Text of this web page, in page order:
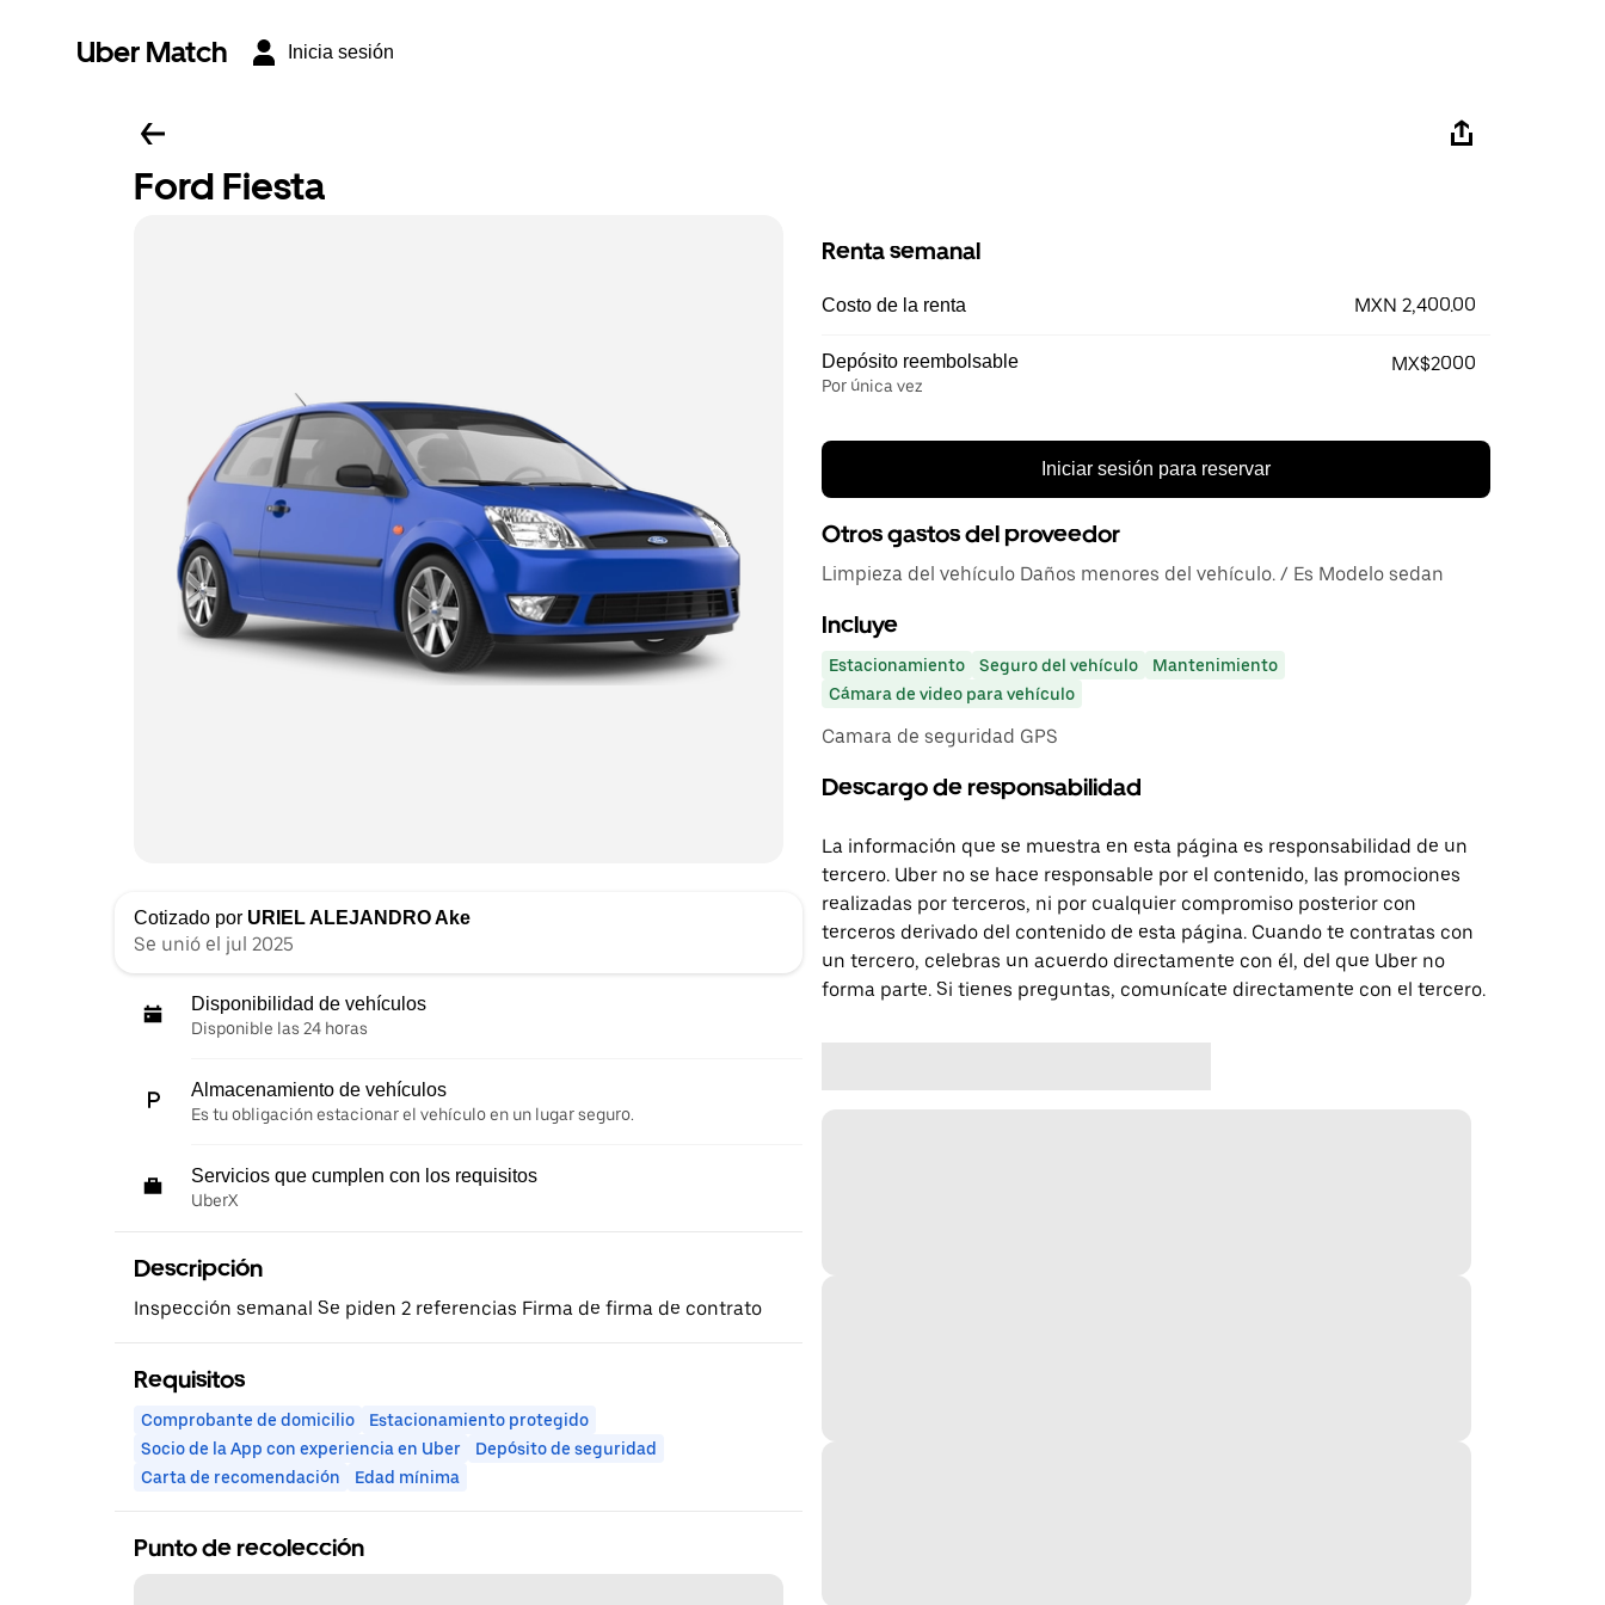
Uber Match Inicia sesión
Ford Fiesta
Cotizado por URIEL ALEJANDRO Ake
Se unió el jul 2025
Disponibilidad de vehículos
Disponible las 24 horas
Almacenamiento de vehículos
Es tu obligación estacionar el vehículo en un lugar seguro.
Servicios que cumplen con los requisitos
UberX
Descripción
Inspección semanal Se piden 2 referencias Firma de firma de contrato
Requisitos
Comprobante de domicilio
Estacionamiento protegido
Socio de la App con experiencia en Uber
Depósito de seguridad
Carta de recomendación
Edad mínima
Punto de recolección
Renta semanal
Costo de la renta MXN 2,400.00
Depósito reembolsable
Por única vez
MX$2000
Iniciar sesión para reservar
Otros gastos del proveedor
Limpieza del vehículo Daños menores del vehículo. / Es Modelo sedan
Incluye
Estacionamiento Seguro del vehículo
Mantenimiento
Cámara de video para vehículo
Camara de seguridad GPS
Descargo de responsabilidad
La información que se muestra en esta página es responsabilidad de un
tercero. Uber no se hace responsable por el contenido, las promociones
realizadas por terceros, ni por cualquier compromiso posterior con
terceros derivado del contenido de esta página. Cuando te contratas con
un tercero, celebras un acuerdo directamente con él, del que Uber no
forma parte. Si tienes preguntas, comunícate directamente con el tercero.